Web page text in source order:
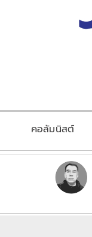
คอลัมนิสต์